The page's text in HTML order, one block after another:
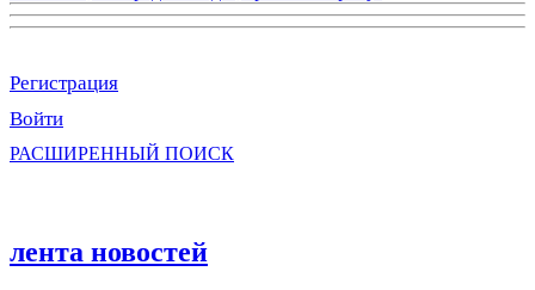
Регистрация
Войти
РАСШИРЕННЫЙ ПОИСК
лента новостей